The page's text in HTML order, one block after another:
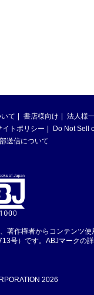
て 書店様向け 法人様
イトポリシー
Do Not Sell
送信について
著作権者からコンテンツ
号）です。ABJマークの
2026